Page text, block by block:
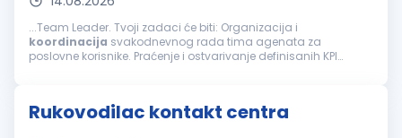
...Team Leader. Tvoji zadaci će biti: Organizacija i
koordinacija svakodnevnog rada tima agenata za
poslovne korisnike. Praćenje i ostvarivanje definisanih KPI
Rukovodilac kontakt centra